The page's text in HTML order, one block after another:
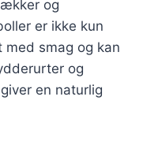
og
er ikke kun
smag og kan
og
en naturlig